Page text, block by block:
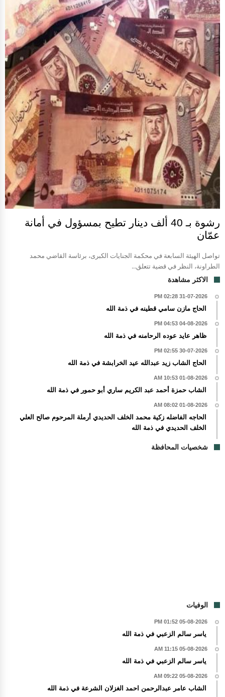
رشوة بـ 40 ألف دينار تطيح بمسؤول في أمانة
عمّان
تواصل الهيئة السابعة في محكمة الجنايات الكبرى، برئاسة القاضي محمد
الطراونة، النظر في قضية تتعلق...
الاكثر مشاهدة
31-07-2026 02:28 PM
الحاج مازن سامي قطينه في ذمة الله
04-08-2026 04:53 PM
ظاهر عايد عوده الرحامنه في ذمة الله
30-07-2026 02:55 PM
الحاج الشاب زيد عبدالله عيد الخرابشة في ذمة الله
01-08-2026 10:53 AM
الشاب حمزة أحمد عبد الكريم ساري أبو حمور في ذمة الله
01-08-2026 08:02 AM
الحاجه الفاضله زكية محمد الخلف الحديدي أرملة المرحوم صالح العلي
الخلف الحديدي في ذمة الله
شخصيات المحافظة
الوفيات
05-08-2026 01:52 PM
ياسر سالم الزعبي في ذمة الله
05-08-2026 11:15 AM
ياسر سالم الزعبي في ذمة الله
05-08-2026 09:22 AM
الشاب عامر عبدالرحمن احمد الغزلان الشرعة في ذمة الله